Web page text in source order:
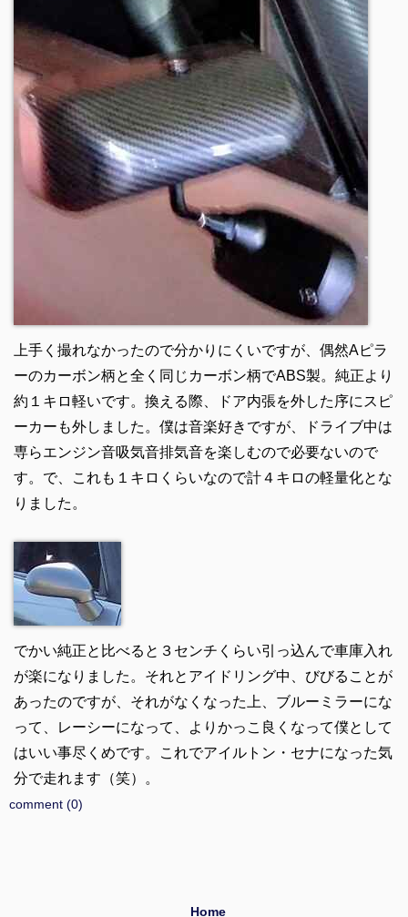
上手く撮れなかったので分かりにくいですが、偶然Aピラ
ーのカーボン柄と全く同じカーボン柄でABS製。純正より
約１キロ軽いです。換える際、ドア内張を外した序にスピ
ーカーも外しました。僕は音楽好きですが、ドライブ中は
専らエンジン音吸気音排気音を楽しむので必要ないので
す。で、これも１キロくらいなので計４キロの軽量化とな
りました。
でかい純正と比べると３センチくらい引っ込んで車庫入れ
が楽になりました。それとアイドリング中、びびることが
あったのですが、それがなくなった上、ブルーミラーにな
って、レーシーになって、よりかっこ良くなって僕として
はいい事尽くめです。これでアイルトン・セナになった気
分で走れます（笑）。
comment (0)
Home